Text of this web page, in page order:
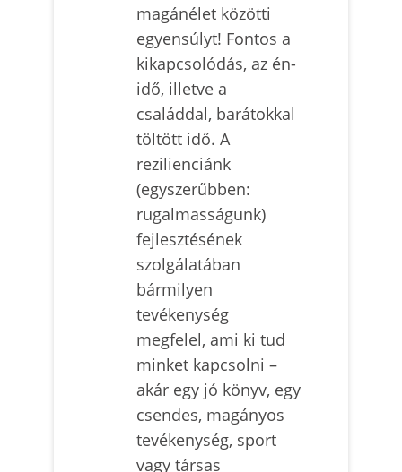
magánélet közötti
egyensúlyt! Fontos a
kikapcsolódás, az én-
idő, illetve a
családdal, barátokkal
töltött idő. A
rezilienciánk
(egyszerűbben:
rugalmasságunk)
fejlesztésének
szolgálatában
bármilyen
tevékenység
megfelel, ami ki tud
minket kapcsolni –
akár egy jó könyv, egy
csendes, magányos
tevékenység, sport
vagy társas